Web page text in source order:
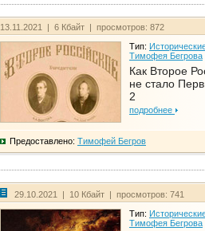
13.11.2021 | 6 Кбайт | просмотров: 872
Тип:
Тимофея Бегрова
Как Второе
не стало
2
подробнее
Предоставлено: Тимофей Бегров
29.10.2021 | 10 Кбайт | просмотров: 741
Тип:
Тимофея Бегрова